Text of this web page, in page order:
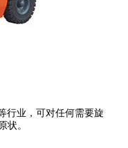
行业，可对任何需要旋
状。